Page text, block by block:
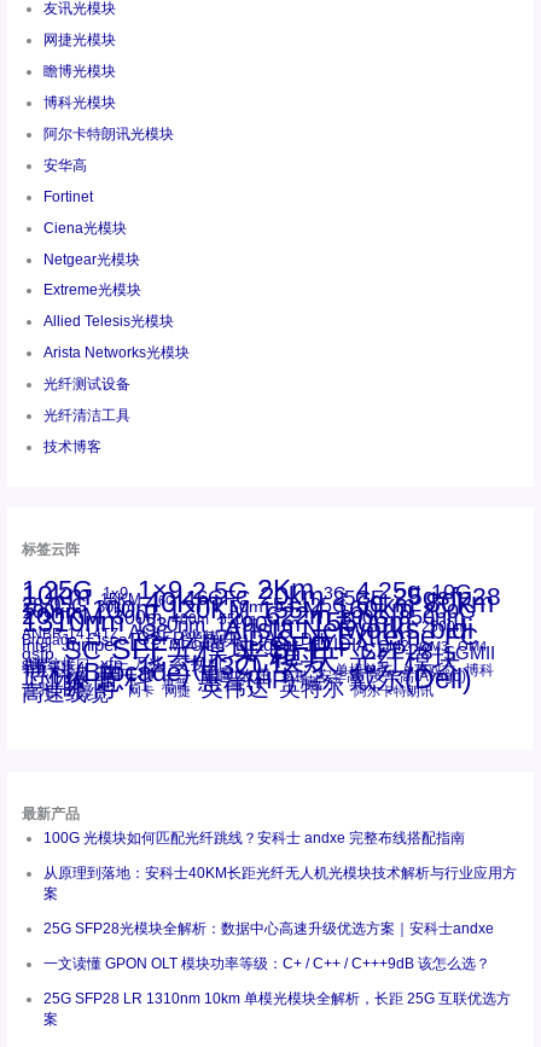
友讯光模块
网捷光模块
瞻博光模块
博科光模块
阿尔卡特朗讯光模块
安华高
Fortinet
Ciena光模块
Netgear光模块
Extreme光模块
Allied Telesis光模块
Arista Networks光模块
光纤测试设备
光纤清洁工具
技术博客
标签云阵
1.25G 1x9 1×9 2.5G 2Km 3G 4.25g 10G
10km 15KM 16G 16GFC 20km 25GE 25gsfp28
28.05G 30km 40Km 50m 53.125G 60km 80km
100km 100m 120KM 155M 160km 200G
200KM 300m 400m 550m 622m 800G 850nm
1310nm 1330nm 1490nm 1550nm 2500m
ANBR-1414TZ AOC Arista Arista Networks bidi
Brocade Cisco CSFP光模块 DAC Dell Extreme FC
Intel Juniper LC MPO-LC Netgear NVIDIA OM2 OM3 OM4
qsfp SC SFF光模块 SFP+ SFP28 SGMII
st螺纹接口 xfp 万兆 交换机 光模块 光纤模块
千兆光模块 华三 华三(H3C) 华为 单模单芯 单模双芯 博科
博科(Brocade) 博通 友讯 多模 安华高 安华高(Avago)
工业级 思科 惠普 惠普(HP) 戴尔 戴尔(Dell)
百兆 瞻博 网卡 网捷 英伟达 英特尔 阿尔卡特朗讯
高速线缆
最新产品
100G 光模块如何匹配光纤跳线？安科士 andxe 完整布线搭配指南
从原理到落地：安科士40KM长距光纤无人机光模块技术解析与行业应用方
案
25G SFP28光模块全解析：数据中心高速升级优选方案｜安科士andxe
一文读懂 GPON OLT 模块功率等级：C+ / C++ / C+++9dB 该怎么选？
25G SFP28 LR 1310nm 10km 单模光模块全解析，长距 25G 互联优选方
案